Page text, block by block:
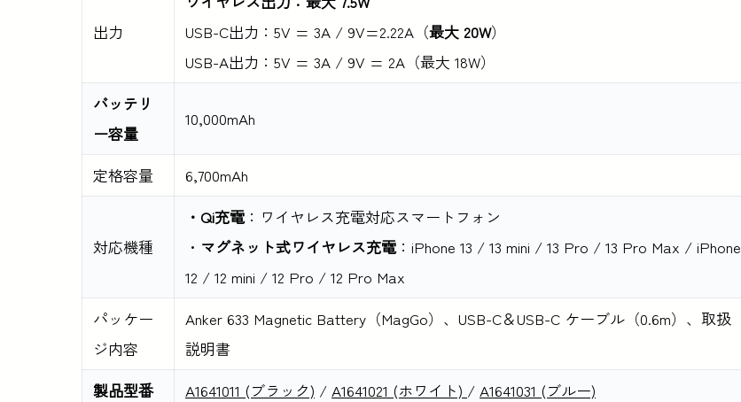
出力
USB-C出力：5V = 3A / 9V=2.22A（最大 20W）
USB-A出力：5V = 3A / 9V = 2A（最大 18W）
バッテリ
ー容量
10,000mAh
定格容量 6,700mAh
対応機種
・Qi充電：ワイヤレス充電対応スマートフォン
・ マグネット式ワイヤレス充電：iPhone 13 / 13 mini / 13 Pro / 13 Pro Max / iPhone
12 / 12 mini / 12 Pro / 12 Pro Max
パッケー
ジ内容
Anker 633 Magnetic Battery（MagGo）、USB-C＆USB-C ケーブル（0.6m）、取扱
説明書
製品型番
A1641011 (ブラック) / A1641021 (ホワイト) / A1641031 (ブルー)